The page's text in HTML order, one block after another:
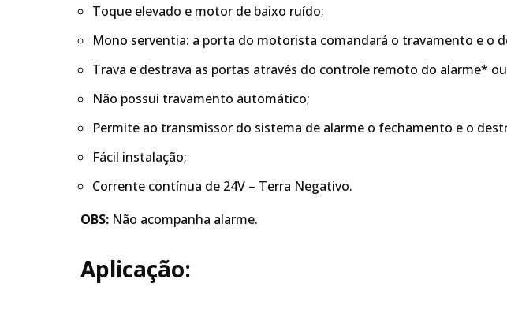
Toque elevado e motor de baixo ruído;
Mono serventia: a porta do motorista comandará o travamento e o
Trava e destrava as portas através do controle remoto do alarme*
Não possui travamento automático;
Permite ao transmissor do sistema de alarme o fechamento e o
Fácil instalação;
Corrente contínua de 24V – Terra Negativo.
OBS: Não acompanha alarme.
Aplicação: